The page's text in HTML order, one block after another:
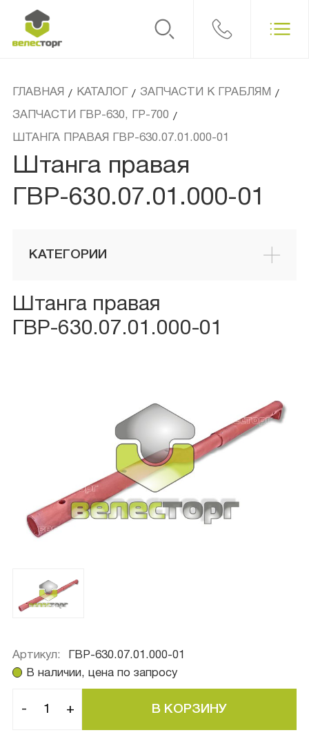
ГЛАВНАЯ / КАТАЛОГ / ЗАПЧАСТИ К ГРАБЛЯМ /
ЗАПЧАСТИ ГВР-630, ГР-700 /
ШТАНГА ПРАВАЯ ГВР-630.07.01.000-01
Штанга правая
ГВР-630.07.01.000-01
КАТЕГОРИИ
Штанга правая
ГВР-630.07.01.000-01
Артикул:
ГВР-630.07.01.000-01
В наличии, цена по запросу
- +